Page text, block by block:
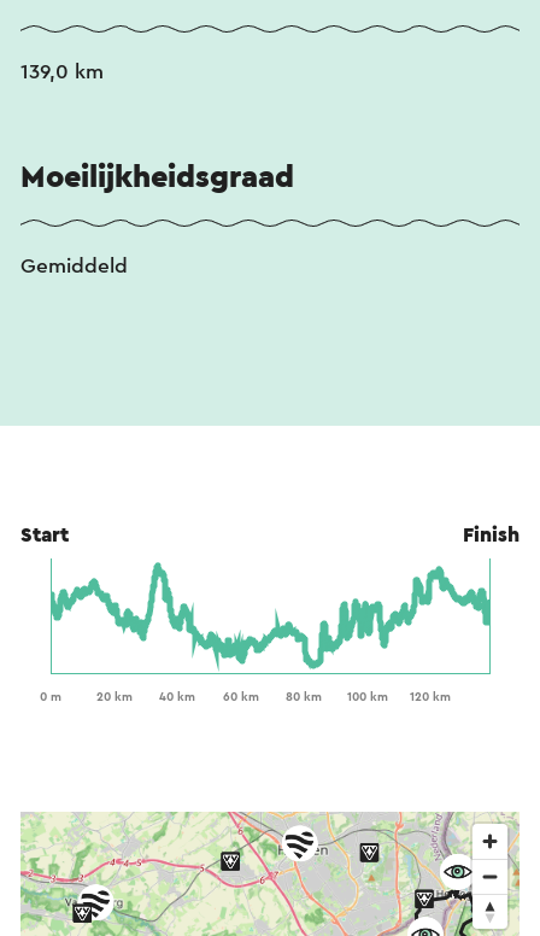
139,0 km
Moeilijkheidsgraad
Gemiddeld
Start Finish